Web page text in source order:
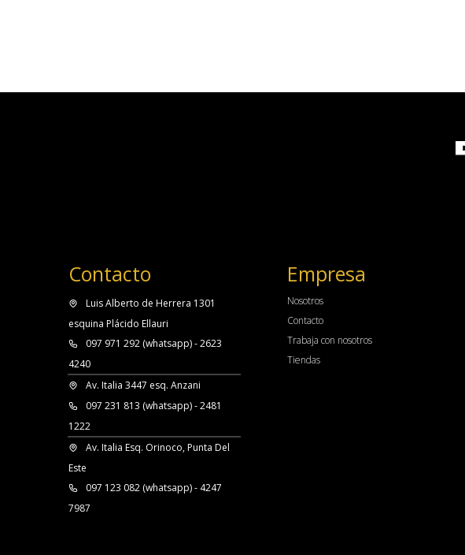
Contacto
Luis Alberto de Herrera 1301
esquina Plácido Ellauri
097 971 292 (whatsapp) - 2623
4240
Av. Italia 3447 esq. Anzani
097 231 813 (whatsapp) - 2481
1222
Av. Italia Esq. Orinoco, Punta Del
Este
097 123 082 (whatsapp) - 4247
7987
Empresa
Nosotros
Contacto
Trabaja con nosotros
Tiendas